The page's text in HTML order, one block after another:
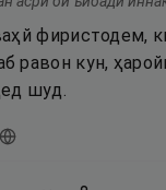
фиристодем,
равон кун,
шуд.